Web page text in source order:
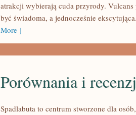
atrakcji wybierają cuda przyrody.
być świadoma, a jednocześnie
More ]
Porównania i
Spadlabuta to centrum stworzone dla